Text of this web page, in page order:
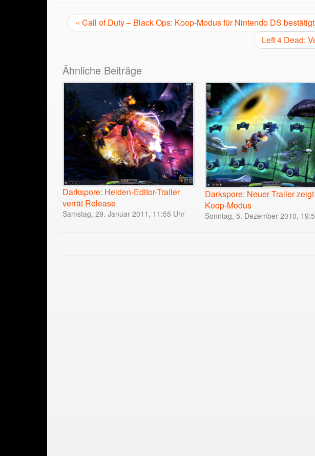
« Call of Duty – Black Ops: Koop-Modus für Nintendo DS bestätigt
Left 4 Dead:
Ähnliche Beiträge
Darkspore: Helden-Editor-Trailer
verrät Release
Samstag, 29. Januar 2011, 11:55 Uhr
Darkspore: Neuer Trailer zeigt
Koop-Modus
Sonntag, 5. Dezember 2010,